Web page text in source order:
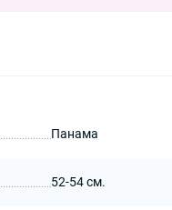
Панама
52-54 см.